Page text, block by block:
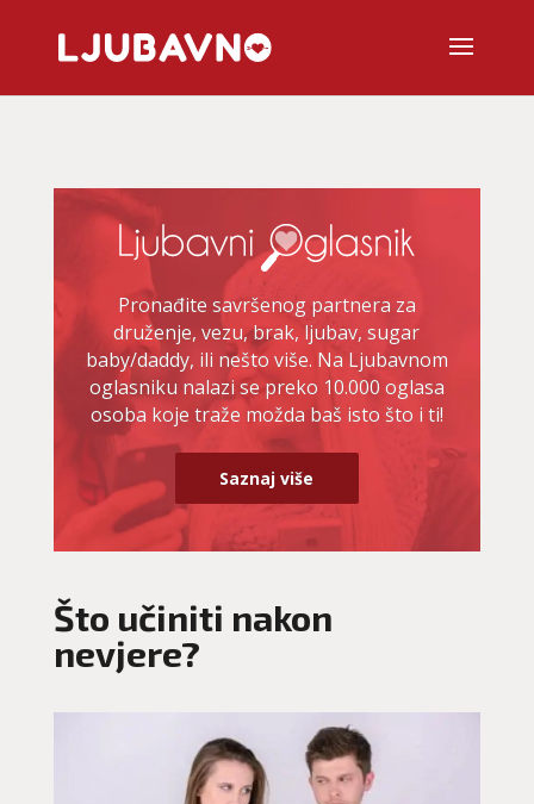
Pronađite savršenog partnera za
druženje, vezu, brak, ljubav, sugar
baby/daddy, ili nešto više. Na Ljubavnom
oglasniku nalazi se preko 10.000 oglasa
osoba koje traže možda baš isto što i ti!
Saznaj više
Što učiniti nakon
nevjere?